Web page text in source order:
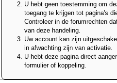
U hebt geen toestemming om
toegang te krijgen tot pagina's
Controleer in de forumrechten
van deze handeling.
Uw account kan zijn
in afwachting zijn van activatie.
U hebt deze pagina direct
formulier of koppeling.